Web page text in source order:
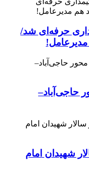
حرفه‌ای شد/
حاجی‌آباد–
شهیدان امام